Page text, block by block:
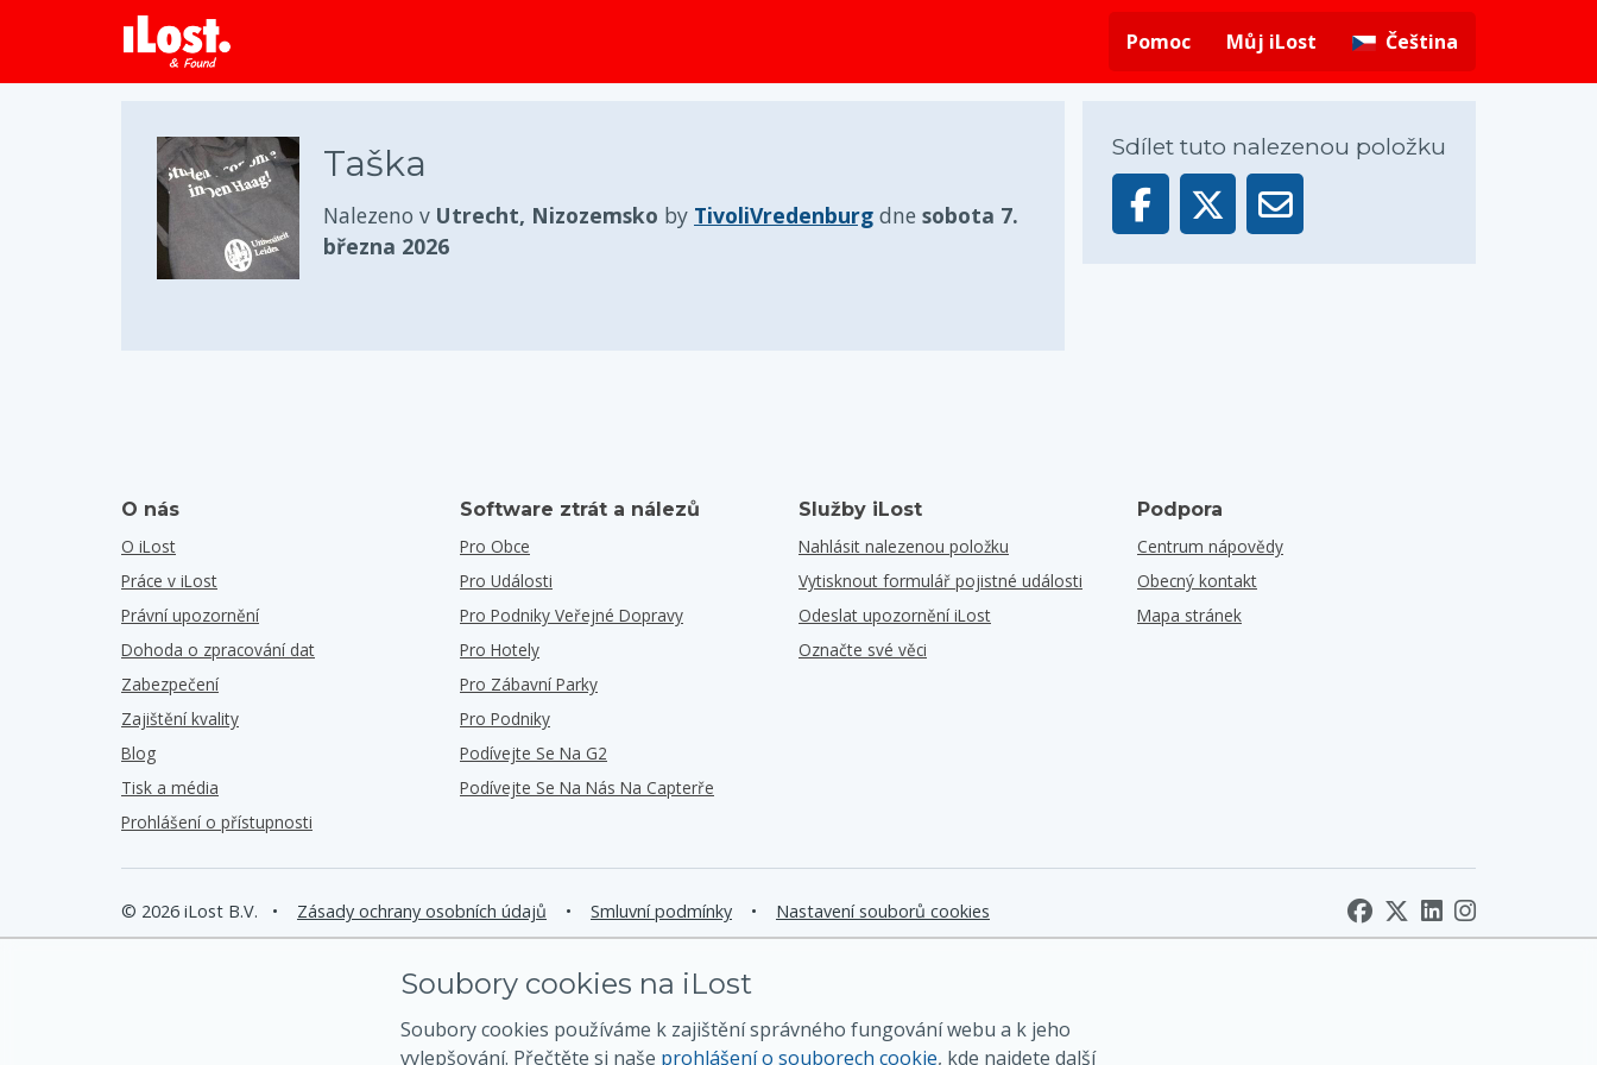
Pomoc
Můj iLost Čeština
Taška
Nalezeno v Utrecht, Nizozemsko by TivoliVredenburg dne sobota 7.
března 2026
Sdílet tuto nalezenou položku
O nás
O iLost
Práce v iLost
Právní upozornění
Dohoda o zpracování dat
Zabezpečení
Zajištění kvality
Blog
Tisk a média
Prohlášení o přístupnosti
Software ztrát a nálezů
Pro Obce
Pro Události
Pro Podniky Veřejné Dopravy
Pro Hotely
Pro Zábavní Parky
Pro Podniky
Podívejte Se Na G2
Podívejte Se Na Nás Na Capterře
Služby iLost
Nahlásit nalezenou položku
Vytisknout formulář pojistné události
Odeslat upozornění iLost
Označte své věci
Podpora
Centrum nápovědy
Obecný kontakt
Mapa stránek
© 2026 iLost B.V. • Zásady ochrany osobních údajů • Smluvní podmínky • Nastavení souborů cookies
Soubory cookies na iLost
Soubory cookies používáme k zajištění správného fungování webu a k jeho
vylepšování. Přečtěte si naše prohlášení o souborech cookie, kde najdete další